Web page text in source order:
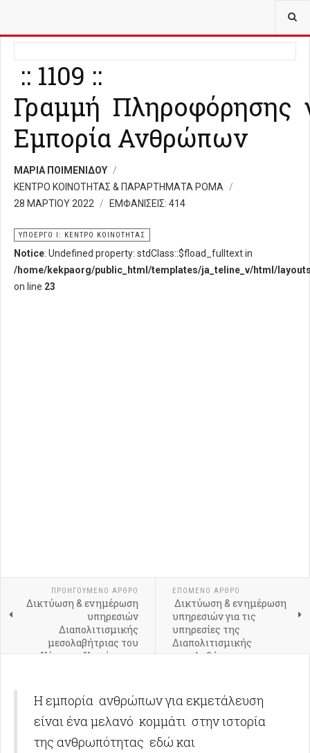
:: 1109 ::
Γραμμή Πληροφόρησης
Εμπορία Ανθρώπων
ΜΑΡΙΑ ΠΟΙΜΕΝΙΔΟΥ
ΚΕΝΤΡΟ ΚΟΙΝΟΤΗΤΑΣ & ΠΑΡΑΡΤΗΜΑΤΑ ΡΟΜΑ
28 ΜΑΡΤΊΟΥ 2022
ΕΜΦΑΝΊΣΕΙΣ: 414
Notice: Undefined property: stdClass::$fload_fulltext in
/home/kekpaorg/public_html/templates/ja_teline_v/html/
on line 23
ΥΠΟΈΡΓΟ Ι: ΚΕΝΤΡΟ ΚΟΙΝΟΤΗΤΑΣ
ΠΡΟΗΓΟΎΜΕΝΟ ΆΡΘΡΟ
Δικτύωση & ενημέρωση
υπηρεσιών
Διαπολιτισμικής
μεσολαβήτριας του
Κέντρου Κοινότητας
ΕΠΌΜΕΝΟ ΆΡΘΡΟ
Δικτύωση & ενημέρωση
υπηρεσιών για τις
υπηρεσίες της
Διαπολιτισμικής
μεσολαβήτριας του
Η εμπορία ανθρώπων για εκμετάλευση
είναι ένα μελανό κομμάτι στην ιστορία
της ανθρωπότητας εδώ και